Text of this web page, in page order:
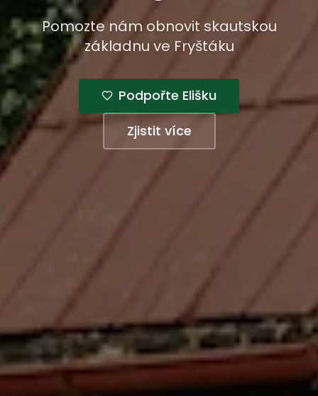
Pomozte nám obnovit skautskou
základnu ve Fryštáku
Podpořte Elišku
Zjistit více